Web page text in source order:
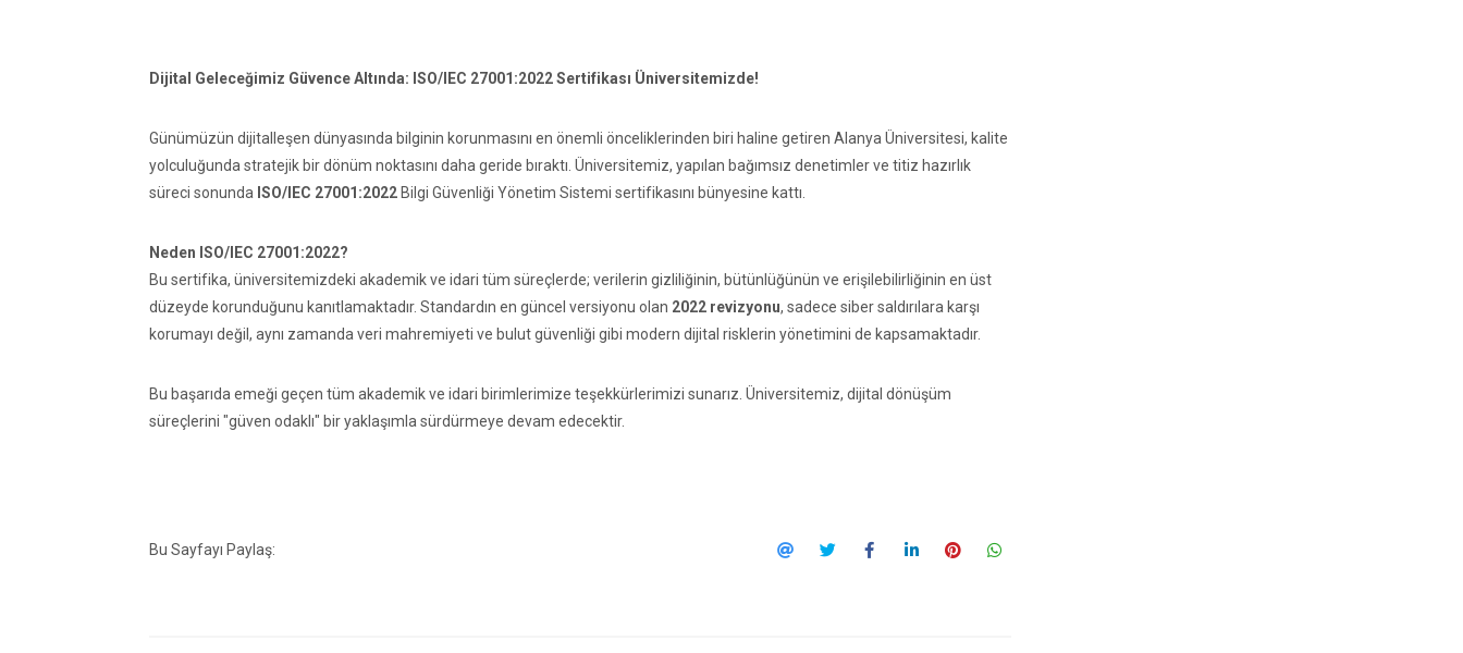
Dijital Geleceğimiz Güvence Altında: ISO/IEC 27001:2022 Sertifikası Üniversitemizde!
Günümüzün dijitalleşen dünyasında bilginin korunmasını en önemli önceliklerinden biri haline getiren Alanya Üniversitesi, kalite
yolculuğunda stratejik bir dönüm noktasını daha geride bıraktı. Üniversitemiz, yapılan bağımsız denetimler ve titiz hazırlık
süreci sonunda ISO/IEC 27001:2022 Bilgi Güvenliği Yönetim Sistemi sertifikasını bünyesine kattı.
Neden ISO/IEC 27001:2022?
Bu sertifika, üniversitemizdeki akademik ve idari tüm süreçlerde; verilerin gizliliğinin, bütünlüğünün ve erişilebilirliğinin en üst
düzeyde korunduğunu kanıtlamaktadır. Standardın en güncel versiyonu olan 2022 revizyonu, sadece siber saldırılara karşı
korumayı değil, aynı zamanda veri mahremiyeti ve bulut güvenliği gibi modern dijital risklerin yönetimini de kapsamaktadır.
Bu başarıda emeği geçen tüm akademik ve idari birimlerimize teşekkürlerimizi sunarız. Üniversitemiz, dijital dönüşüm
süreçlerini "güven odaklı" bir yaklaşımla sürdürmeye devam edecektir.
Bu Sayfayı Paylaş: